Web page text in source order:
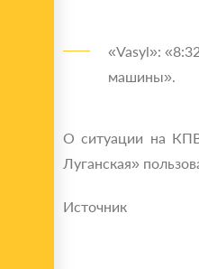
«Vasyl»:
машины».
О ситуации на
Луганская»
Источник